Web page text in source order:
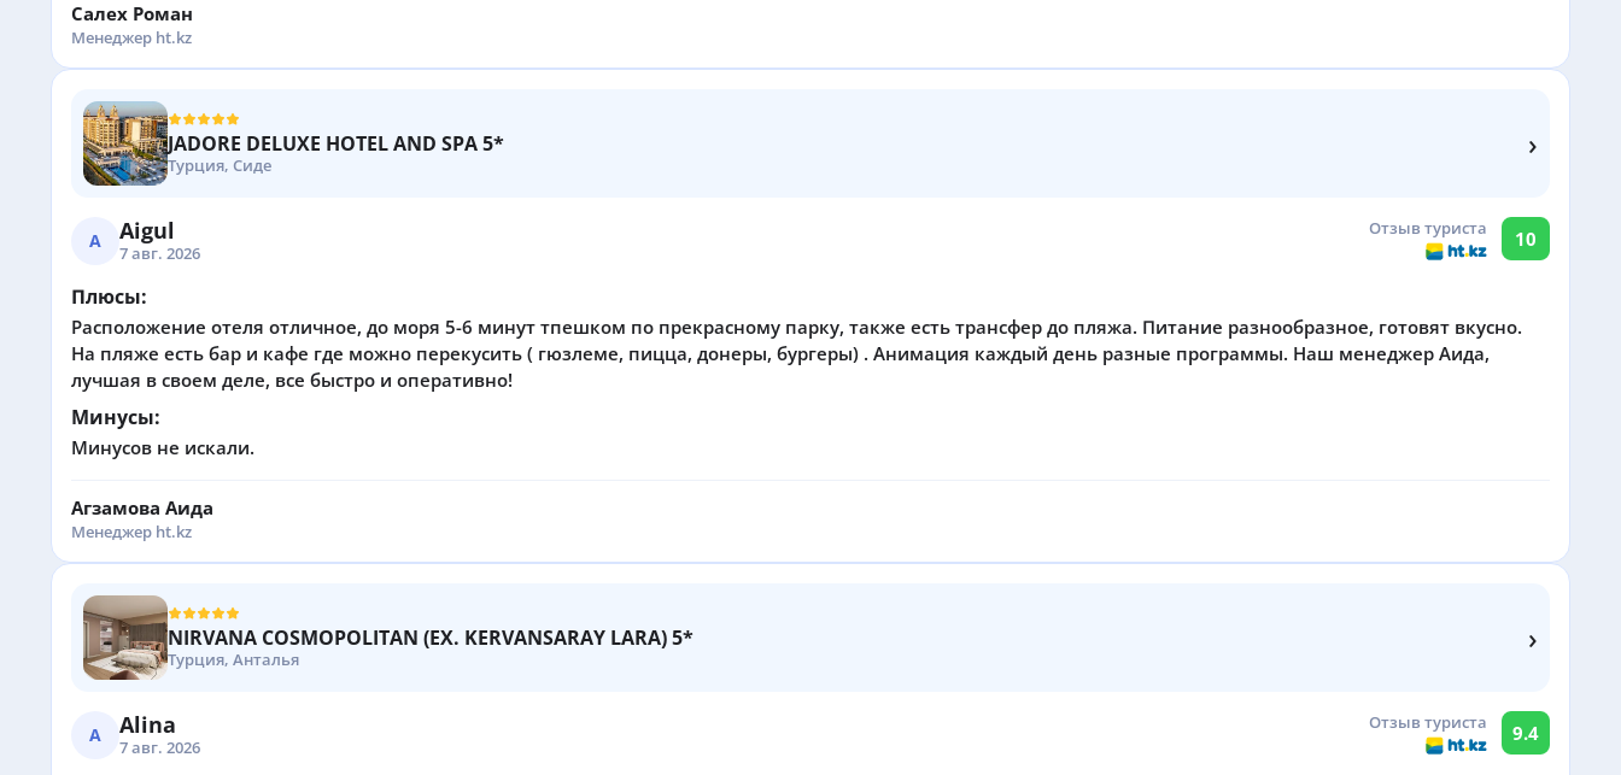
Салех Роман
Менеджер ht.kz
JADORE DELUXE HOTEL AND SPA 5*
Турция, Сиде
›
A Aigul
7 авг. 2026
Отзыв туриста 10
Плюсы:
Расположение отеля отличное, до моря 5-6 минут тпешком по прекрасному парку, также есть трансфер до пляжа. Питание разнообразное, готовят вкусно.
На пляже есть бар и кафе где можно перекусить ( гюзлеме, пицца, донеры, бургеры) . Анимация каждый день разные программы. Наш менеджер Аида,
лучшая в своем деле, все быстро и оперативно!
Минусы:
Минусов не искали.
Агзамова Аида
Менеджер ht.kz
NIRVANA COSMOPOLITAN (EX. KERVANSARAY LARA) 5*
Турция, Анталья
›
A Alina
7 авг. 2026
Отзыв туриста 9.4